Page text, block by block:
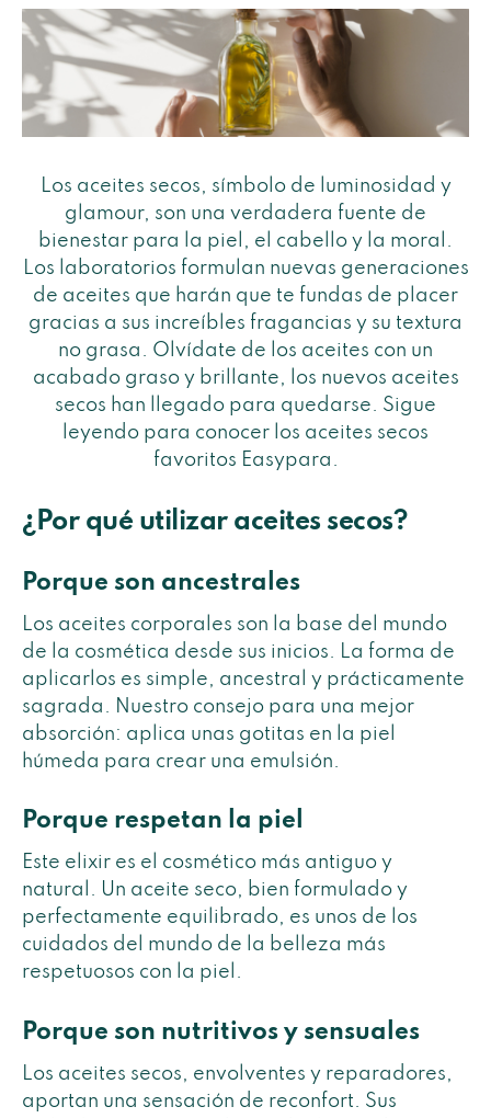
Los aceites secos, símbolo de luminosidad y
glamour, son una verdadera fuente de
bienestar para la piel, el cabello y la moral.
Los laboratorios formulan nuevas generaciones
de aceites que harán que te fundas de placer
gracias a sus increíbles fragancias y su textura
no grasa. Olvídate de los aceites con un
acabado graso y brillante, los nuevos aceites
secos han llegado para quedarse. Sigue
leyendo para conocer los aceites secos
favoritos Easypara.
¿Por qué utilizar aceites secos?
Porque son ancestrales
Los aceites corporales son la base del mundo
de la cosmética desde sus inicios. La forma de
aplicarlos es simple, ancestral y prácticamente
sagrada. Nuestro consejo para una mejor
absorción: aplica unas gotitas en la piel
húmeda para crear una emulsión.
Porque respetan la piel
Este elixir es el cosmético más antiguo y
natural. Un aceite seco, bien formulado y
perfectamente equilibrado, es unos de los
cuidados del mundo de la belleza más
respetuosos con la piel.
Porque son nutritivos y sensuales
Los aceites secos, envolventes y reparadores,
aportan una sensación de reconfort. Sus